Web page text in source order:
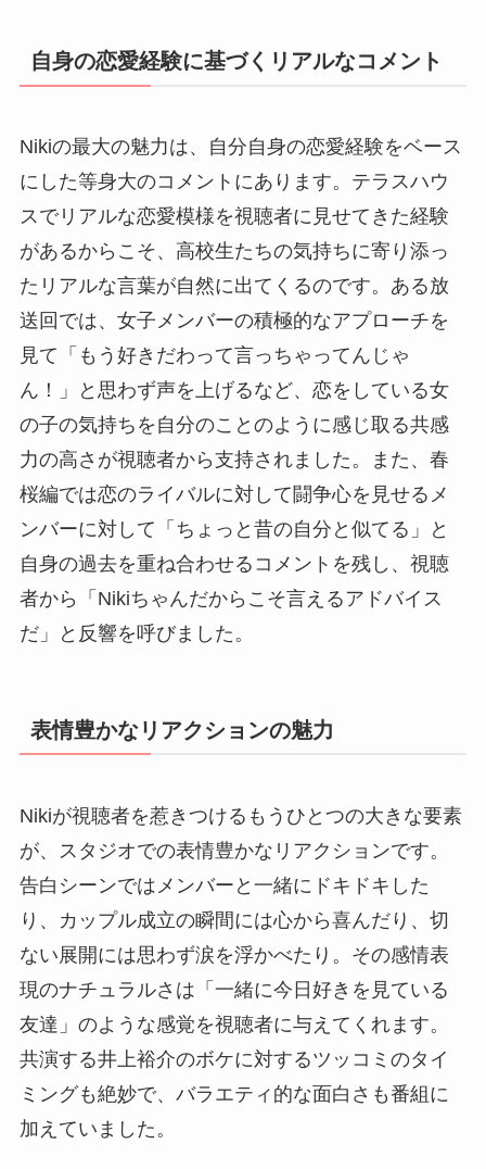
自身の恋愛経験に基づくリアルなコメント
Nikiの最大の魅力は、自分自身の恋愛経験をベース
にした等身大のコメントにあります。テラスハウ
スでリアルな恋愛模様を視聴者に見せてきた経験
があるからこそ、高校生たちの気持ちに寄り添っ
たリアルな言葉が自然に出てくるのです。ある放
送回では、女子メンバーの積極的なアプローチを
見て「もう好きだわって言っちゃってんじゃ
ん！」と思わず声を上げるなど、恋をしている女
の子の気持ちを自分のことのように感じ取る共感
力の高さが視聴者から支持されました。また、春
桜編では恋のライバルに対して闘争心を見せるメ
ンバーに対して「ちょっと昔の自分と似てる」と
自身の過去を重ね合わせるコメントを残し、視聴
者から「Nikiちゃんだからこそ言えるアドバイス
だ」と反響を呼びました。
表情豊かなリアクションの魅力
Nikiが視聴者を惹きつけるもうひとつの大きな要素
が、スタジオでの表情豊かなリアクションです。
告白シーンではメンバーと一緒にドキドキした
り、カップル成立の瞬間には心から喜んだり、切
ない展開には思わず涙を浮かべたり。その感情表
現のナチュラルさは「一緒に今日好きを見ている
友達」のような感覚を視聴者に与えてくれます。
共演する井上裕介のボケに対するツッコミのタイ
ミングも絶妙で、バラエティ的な面白さも番組に
加えていました。